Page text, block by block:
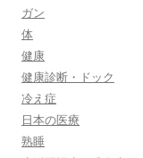
ガン
体
健康
健康診断・ドック
冷え症
日本の医療
熟睡